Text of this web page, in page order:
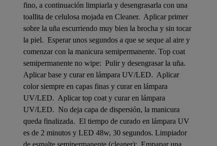
fino, a continuación limpiarla y desengrasarla con una
toallita de celulosa mojada en Cleaner.  Aplicar primer
sobre la uña escurriendo muy bien la brocha y sin tocar
la piel.  Esperar unos segundos a que se seque al aire y
comenzar con la manicura semipermanente. Top coat
semipermanente no wipe:  Pulir y desengrasar la uña. 
Aplicar base y curar en lámpara UV/LED.  Aplicar
color siempre en capas finas y curar en lámpara
UV/LED.  Aplicar top coat y curar en lámpara
UV/LED.  No deja capa de dispersión, la manicura
queda finalizada.  El tiempo de curado en lámpara UV
es de 2 minutos y LED 48w, 30 segundos. Limpiador
de esmalte semipermanente (cleaner):  Empapar una